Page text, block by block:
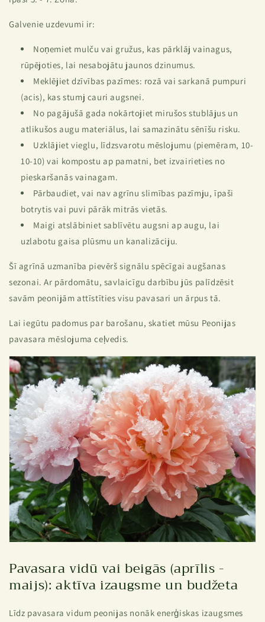
Galvenie uzdevumi ir:
Noņemiet mulču vai gružus, kas pārklāj vainagus,
rūpējoties, lai nesabojātu jaunos dzinumus.
Meklējiet dzīvības pazīmes: rozā vai sarkanā pumpuri
(acis), kas stumj cauri augsnei.
No pagājušā gada nokārtojiet mirušos stublājus un
atlikušos augu materiālus, lai samazinātu sēnīšu risku.
Uzklājiet vieglu, līdzsvarotu mēslojumu (piemēram, 10-
10-10) vai kompostu ap pamatni, bet izvairieties no
pieskaršanās vainagam.
Pārbaudiet, vai nav agrīnu slimības pazīmju, īpaši
botrytis vai puvi pārāk mitrās vietās.
Maigi atslābiniet sablīvētu augsni ap augu, lai
uzlabotu gaisa plūsmu un kanalizāciju.
Šī agrīnā uzmanība pievērš signālu spēcīgai augšanas
sezonai. Ar pārdomātu, savlaicīgu darbību jūs palīdzēsit
savām peonijām attīstīties visu pavasari un ārpus tā.
Lai iegūtu padomus par barošanu, skatiet mūsu Peonijas
pavasara mēslojuma ceļvedis.
Pavasara vidū vai beigās (aprīlis -
maijs): aktīva izaugsme un budžeta
Līdz pavasara vidum peonijas nonāk enerģiskas izaugsmes